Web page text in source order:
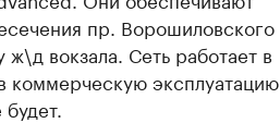
пр. Ворошиловского
вокзала. Сеть работает в
эксплуатацию